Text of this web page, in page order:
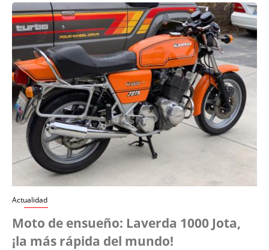
Actualidad
Moto de ensueño: Laverda 1000 Jota,
¡la más rápida del mundo!